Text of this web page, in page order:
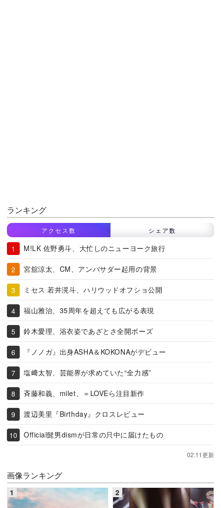
ランキング
アクセス数 シェア数
M!LK 佐野勇斗、大忙しのニューヨーク旅行
宮舘涼太、CM、アンバサダー起用の背景
ミセス 若井滉斗、ハリウッドオフショ公開
福山雅治、35周年を超えても広がる表現
鈴木愛理、浴衣姿であざとさ全開ポーズ
『ノノガ』出身ASHA＆KOKONAがデビュー
塩﨑太智、芸能界が求めていた“全力感”
斉藤和義、milet、＝LOVEら注目新作
渡辺美里『Birthday』クロスレビュー
Official髭男dismが日常の只中に届けたもの
02:11更新
画像ランキング